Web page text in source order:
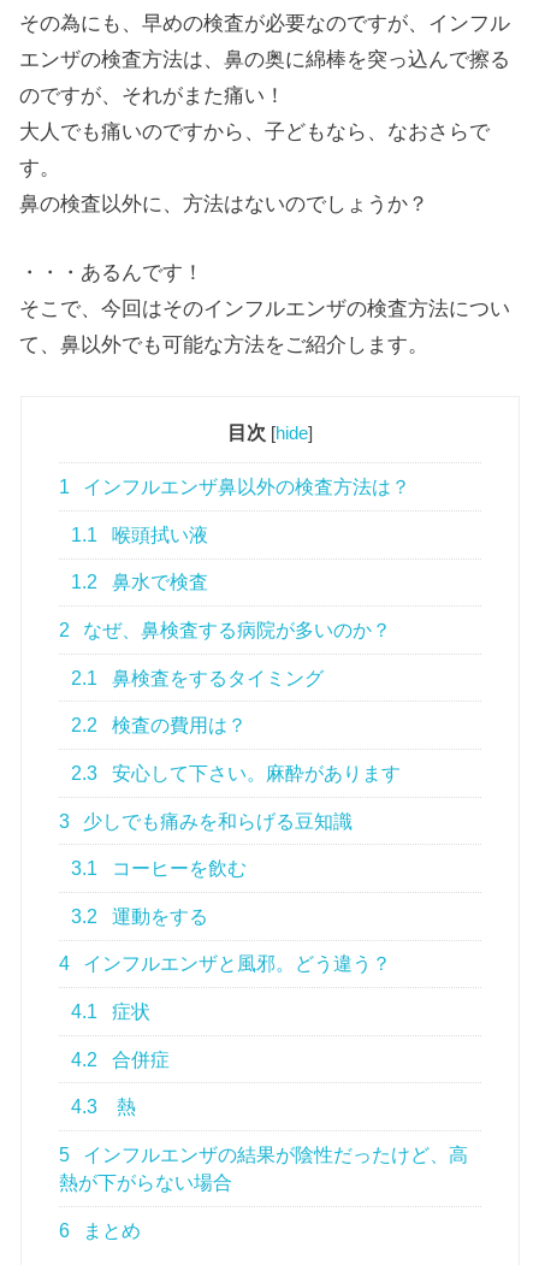
その為にも、早めの検査が必要なのですが、インフル
エンザの検査方法は、鼻の奥に綿棒を突っ込んで擦る
のですが、それがまた痛い！
大人でも痛いのですから、子どもなら、なおさらで
す。
鼻の検査以外に、方法はないのでしょうか？
・・・あるんです！
そこで、今回はそのインフルエンザの検査方法につい
て、鼻以外でも可能な方法をご紹介します。
目次 [hide]
1 インフルエンザ鼻以外の検査方法は？
1.1 喉頭拭い液
1.2 鼻水で検査
2 なぜ、鼻検査する病院が多いのか？
2.1 鼻検査をするタイミング
2.2 検査の費用は？
2.3 安心して下さい。麻酔があります
3 少しでも痛みを和らげる豆知識
3.1 コーヒーを飲む
3.2 運動をする
4 インフルエンザと風邪。どう違う？
4.1 症状
4.2 合併症
4.3 熱
5
インフルエンザの結果が陰性だったけど、高
熱が下がらない場合
6 まとめ